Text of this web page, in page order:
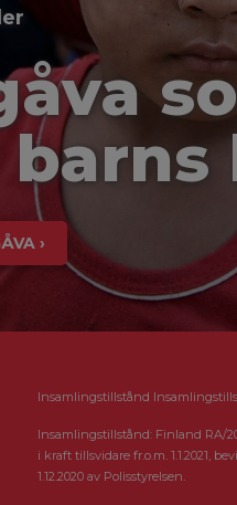
›
Insamlingstillstånd
Insamlingstillstånd: Finland RA/
i kraft tillsvidare fr.o.m. 1.1.2021,
1.12.2020 av Polisstyrelsen.